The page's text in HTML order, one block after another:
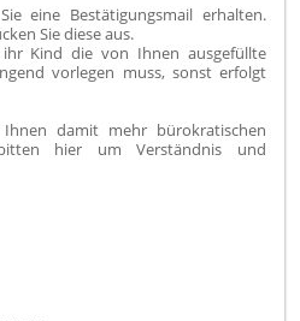
eine Bestätigungsmail erhalten.
Sie diese aus.
Kind die von Ihnen ausgefüllte
vorlegen muss, sonst erfolgt
damit mehr bürokratischen
hier um Verständnis und